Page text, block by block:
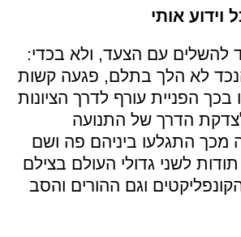
וידוע אותי
להשלים עם הצעד, ולא בכדי:
לא הלך בתלם, פגעה קשות
הפניית עורף לדרך הציונות
הדרך של התנועה
מכך התגלעו ביניהם פה ושם
לשני גדולי העולם בצילם
וגם ההורים והסב